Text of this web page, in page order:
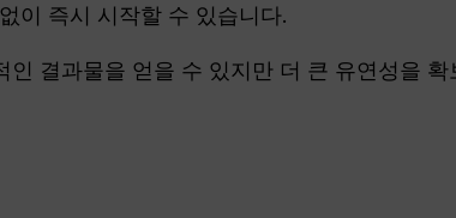
이 즉시 시작할 수 있습니다.
결과물을 얻을 수 있지만 더 큰 유연성을 확